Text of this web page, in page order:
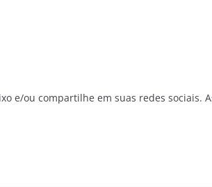
e/ou compartilhe em suas redes sociais.